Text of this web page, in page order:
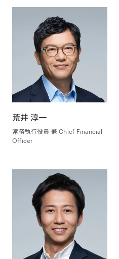
荒井 淳一
常務執行役員 兼 Chief Financial
Officer